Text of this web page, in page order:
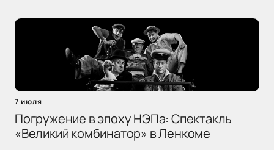
7 июля
Погружение в эпоху НЭПа: Спектакль
«Великий комбинатор» в Ленкоме